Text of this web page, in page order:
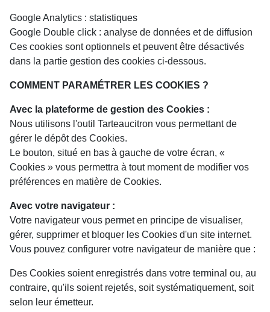
Google Analytics : statistiques
Google Double click : analyse de données et de diffusion
Ces cookies sont optionnels et peuvent être désactivés
dans la partie gestion des cookies ci-dessous.
COMMENT PARAMÉTRER LES COOKIES ?
Avec la plateforme de gestion des Cookies :
Nous utilisons l'outil Tarteaucitron vous permettant de
gérer le dépôt des Cookies.
Le bouton, situé en bas à gauche de votre écran, «
Cookies » vous permettra à tout moment de modifier vos
préférences en matière de Cookies.
Avec votre navigateur :
Votre navigateur vous permet en principe de visualiser,
gérer, supprimer et bloquer les Cookies d'un site internet.
Vous pouvez configurer votre navigateur de manière que :
Des Cookies soient enregistrés dans votre terminal ou, au
contraire, qu'ils soient rejetés, soit systématiquement, soit
selon leur émetteur.